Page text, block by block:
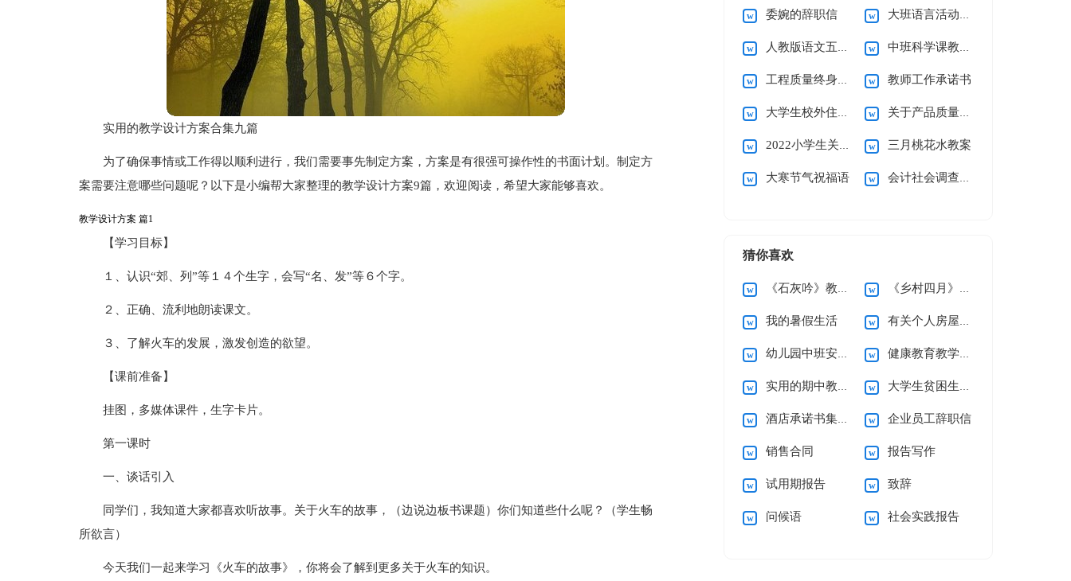
实用的教学设计方案合集九篇
为了确保事情或工作得以顺利进行，我们需要事先制定方案，方案是有很强可操作性的书面计划。制定方
案需要注意哪些问题呢？以下是小编帮大家整理的教学设计方案9篇，欢迎阅读，希望大家能够喜欢。
教学设计方案 篇1
【学习目标】
１、认识“郊、列”等１４个生字，会写“名、发”等６个字。
２、正确、流利地朗读课文。
３、了解火车的发展，激发创造的欲望。
【课前准备】
挂图，多媒体课件，生字卡片。
第一课时
一、谈话引入
同学们，我知道大家都喜欢听故事。关于火车的故事，（边说边板书课题）你们知道些什么呢？（学生畅
所欲言）
今天我们一起来学习《火车的故事》，你将会了解到更多关于火车的知识。
委婉的辞职信 大班语言活动教案及教学反思《美丽的春姑娘》
人教版语文五年级第一单元教案 中班科学课教案昆虫的家
工程质量终身责任承诺书范文集锦八篇 教师工作承诺书
大学生校外住宿承诺书 关于产品质量承诺书模板锦集5篇
2022小学生关于街头错别字调查报告 三月桃花水教案
大寒节气祝福语 会计社会调查报告15篇
猜你喜欢
《石灰吟》教案5篇 《乡村四月》说课稿
我的暑假生活 有关个人房屋租赁合同范文10篇
幼儿园中班安全工作计划 健康教育教学计划
实用的期中教学总结3篇 大学生贫困生助学金申请书
酒店承诺书集锦六篇 企业员工辞职信
销售合同 报告写作
试用期报告 致辞
问候语 社会实践报告